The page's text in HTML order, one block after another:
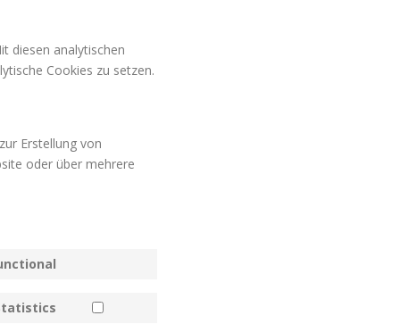
diesen analytischen
Cookies zu setzen.
Erstellung von
oder über mehrere
service
Consent